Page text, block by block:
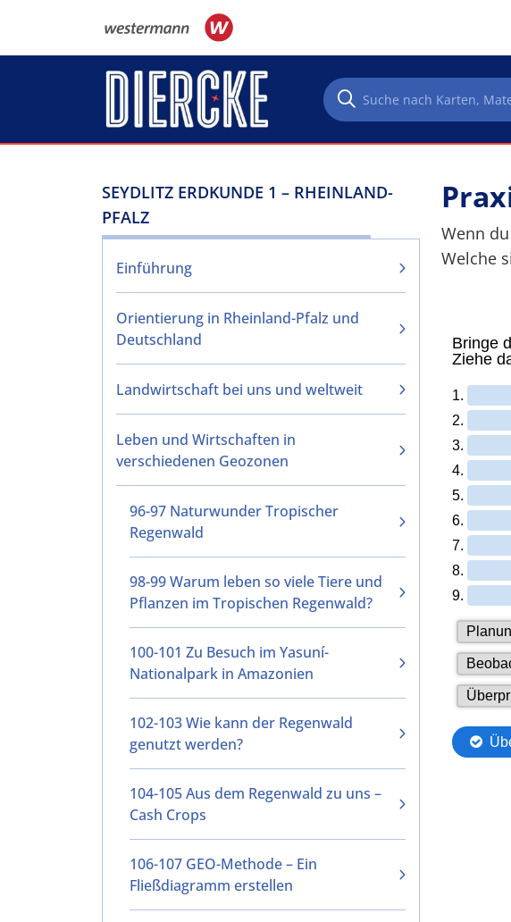
SEYDLITZ ERDKUNDE 1 – RHEINLAND-
PFALZ
Einführung
Orientierung in Rheinland-Pfalz und
Deutschland
Landwirtschaft bei uns und weltweit
Leben und Wirtschaften in
verschiedenen Geozonen
96-97 Naturwunder Tropischer
Regenwald
98-99 Warum leben so viele Tiere und
Pflanzen im Tropischen Regenwald?
100-101 Zu Besuch im Yasuní-
Nationalpark in Amazonien
102-103 Wie kann der Regenwald
genutzt werden?
104-105 Aus dem Regenwald zu uns –
Cash Crops
106-107 GEO-Methode – Ein
Fließdiagramm erstellen
Wenn
Welche